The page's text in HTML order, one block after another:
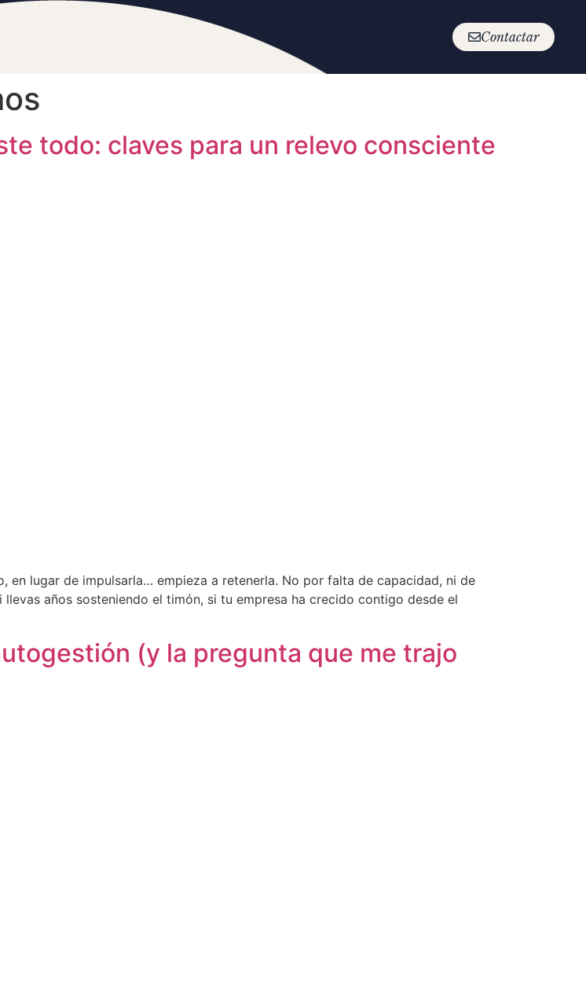
Contactar
todo: claves para un relevo consciente
en lugar de impulsarla… empieza a retenerla. No por falta de capacidad, ni de
años sosteniendo el timón, si tu empresa ha crecido contigo desde el
(y la pregunta que me trajo